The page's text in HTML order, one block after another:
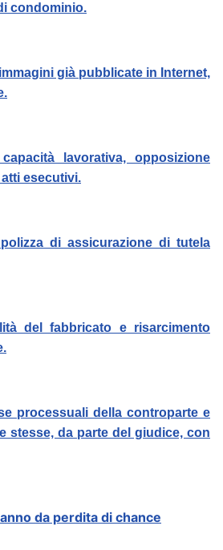
condominio.
già pubblicate in Internet,
lavorativa, opposizione
esecutivi.
di assicurazione di tutela
del fabbricato e risarcimento
processuali della controparte e
stesse, da parte del giudice, con
da perdita di chance